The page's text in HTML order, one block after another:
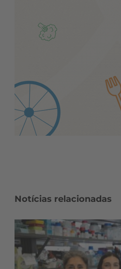
Notícias relacionadas